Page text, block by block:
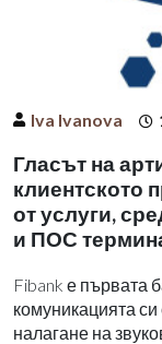
Iva Ivanova
Гласът на
клиентското
от услуги,
и ПОС
Fibank е първата
комуникацията
налагане на